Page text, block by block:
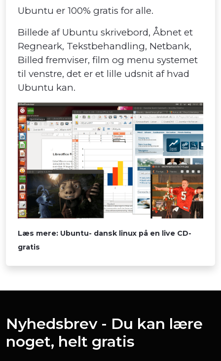
Ubuntu er 100% gratis for alle.
Billede af Ubuntu skrivebord, Åbnet et
Regneark, Tekstbehandling, Netbank,
Billed fremviser, film og menu systemet
til venstre, det er et lille udsnit af hvad
Ubuntu kan.
Læs mere: Ubuntu- dansk linux på en live CD-
gratis
Nyhedsbrev - Du kan lære
noget, helt gratis